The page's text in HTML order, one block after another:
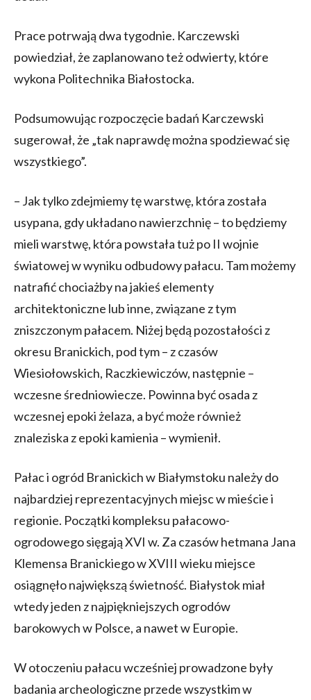
Prace potrwają dwa tygodnie. Karczewski
powiedział, że zaplanowano też odwierty, które
wykona Politechnika Białostocka.
Podsumowując rozpoczęcie badań Karczewski
sugerował, że „tak naprawdę można spodziewać się
wszystkiego”.
– Jak tylko zdejmiemy tę warstwę, która została
usypana, gdy układano nawierzchnię – to będziemy
mieli warstwę, która powstała tuż po II wojnie
światowej w wyniku odbudowy pałacu. Tam możemy
natrafić chociażby na jakieś elementy
architektoniczne lub inne, związane z tym
zniszczonym pałacem. Niżej będą pozostałości z
okresu Branickich, pod tym – z czasów
Wiesiołowskich, Raczkiewiczów, następnie –
wczesne średniowiecze. Powinna być osada z
wczesnej epoki żelaza, a być może również
znaleziska z epoki kamienia – wymienił.
Pałac i ogród Branickich w Białymstoku należy do
najbardziej reprezentacyjnych miejsc w mieście i
regionie. Początki kompleksu pałacowo-
ogrodowego sięgają XVI w. Za czasów hetmana Jana
Klemensa Branickiego w XVIII wieku miejsce
osiągnęło największą świetność. Białystok miał
wtedy jeden z najpiękniejszych ogrodów
barokowych w Polsce, a nawet w Europie.
W otoczeniu pałacu wcześniej prowadzone były
badania archeologiczne przede wszystkim w